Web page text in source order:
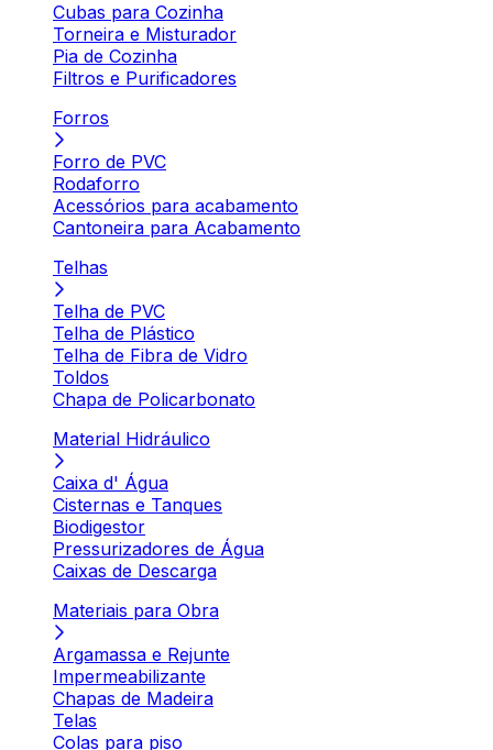
Cubas para Cozinha
Torneira e Misturador
Pia de Cozinha
Filtros e Purificadores
Forros
Forro de PVC
Rodaforro
Acessórios para acabamento
Cantoneira para Acabamento
Telhas
Telha de PVC
Telha de Plástico
Telha de Fibra de Vidro
Toldos
Chapa de Policarbonato
Material Hidráulico
Caixa d' Água
Cisternas e Tanques
Biodigestor
Pressurizadores de Água
Caixas de Descarga
Materiais para Obra
Argamassa e Rejunte
Impermeabilizante
Chapas de Madeira
Telas
Colas para piso